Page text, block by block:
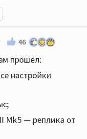
46
прошёл:
настройки
Mk5 — реплика от